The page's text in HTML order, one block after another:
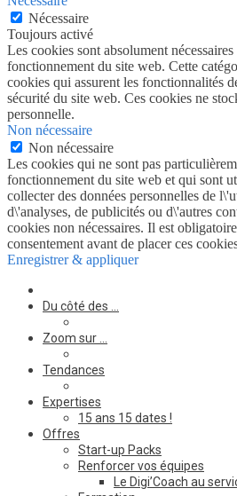
Nécessaire
Toujours activé
Les cookies sont absolument
fonctionnement du site web. Cette
cookies qui assurent les fonctionnalités
sécurité du site web. Ces cookies ne
personnelle.
Non nécessaire
Non nécessaire
Les cookies qui ne sont pas
fonctionnement du site web et qui sont
collecter des données personnelles de
d\'analyses, de publicités ou d\'autres
cookies non nécessaires. Il est
consentement avant de placer ces
Enregistrer & appliquer
Du côté des …
Zoom sur …
Tendances
Expertises
15 ans 15 dates !
Offres
Start-up Packs
Renforcer vos équipes
Le Digi’Coach au